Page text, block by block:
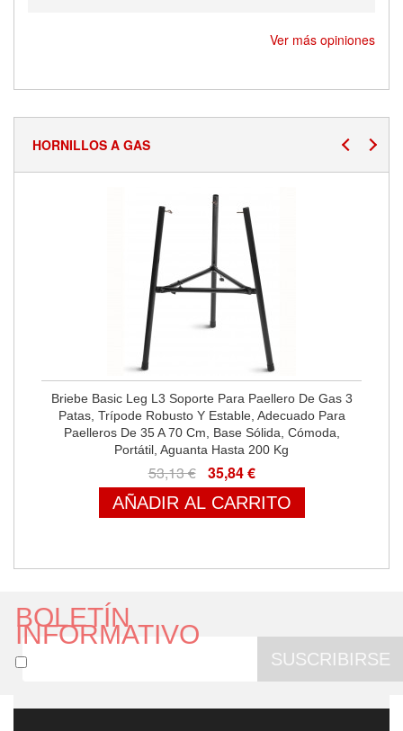
Ver más opiniones
HORNILLOS A GAS
Briebe Basic Leg L3 Soporte Para Paellero De Gas 3
Patas, Trípode Robusto Y Estable, Adecuado Para
Paelleros De 35 A 70 Cm, Base Sólida, Cómoda,
Portátil, Aguanta Hasta 200 Kg
53,13 € 35,84 €
AÑADIR AL CARRITO
BOLETÍN
INFORMATIVO
SUSCRIBIRSE